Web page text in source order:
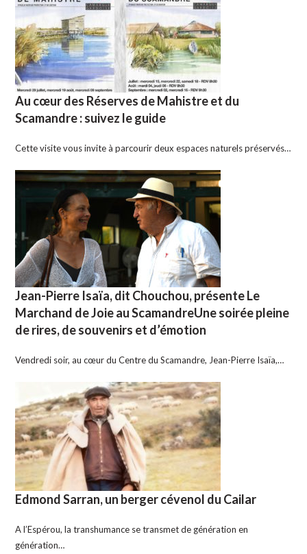
Au cœur des Réserves de Mahistre et du
Scamandre : suivez le guide
Cette visite vous invite à parcourir deux espaces naturels préservés…
Jean-Pierre Isaïa, dit Chouchou, présente Le
Marchand de Joie au ScamandreUne soirée pleine
de rires, de souvenirs et d’émotion
Vendredi soir, au cœur du Centre du Scamandre, Jean-Pierre Isaïa,…
Edmond Sarran, un berger cévenol du Cailar
A l’Espérou, la transhumance se transmet de génération en
génération…